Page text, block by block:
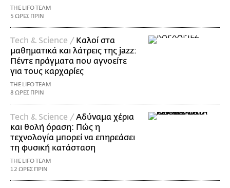
THE LIFO TEAM
5 ΩΡΕΣ ΠΡΙΝ
Τech & Science / Καλοί στα
μαθηματικά και λάτρεις της jazz:
Πέντε πράγματα που αγνοείτε
για τους καρχαρίες
THE LIFO TEAM
8 ΩΡΕΣ ΠΡΙΝ
Τech & Science /Αδύναμα χέρια
και θολή όραση: Πώς η
τεχνολογία μπορεί να επηρεάσει
τη φυσική κατάσταση
THE LIFO TEAM
12 ΩΡΕΣ ΠΡΙΝ